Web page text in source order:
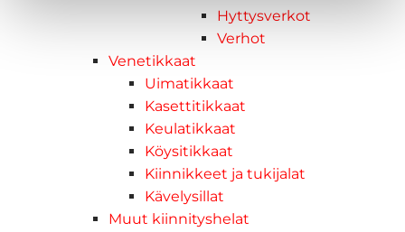
Hyttysverkot
Verhot
Venetikkaat
Uimatikkaat
Kasettitikkaat
Keulatikkaat
Köysitikkaat
Kiinnikkeet ja tukijalat
Kävelysillat
Muut kiinnityshelat